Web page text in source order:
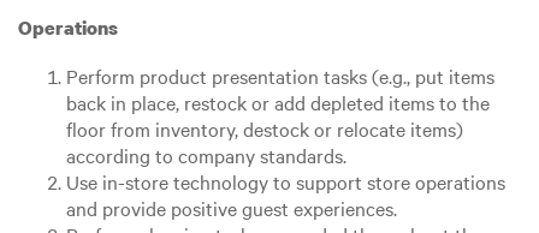
Operations
Perform product presentation tasks (e.g., put items
back in place, restock or add depleted items to the
floor from inventory, destock or relocate items)
according to company standards.
Use in-store technology to support store operations
and provide positive guest experiences.